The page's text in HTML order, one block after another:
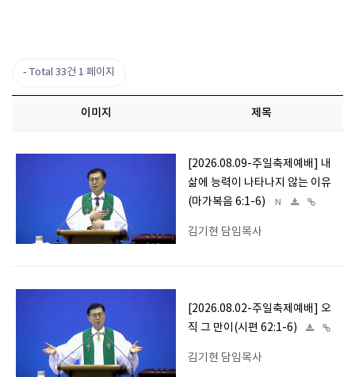
Total 33건 1 페이지
이미지 제목
[2026.08.09-주일축제예배] 내
삶에 능력이 나타나지 않는 이유
(마가복음 6:1-6)
N
김기현 담임목사
[2026.08.02-주일축제예배] 오
직 그 만이(시편 62:1-6)
김기현 담임목사